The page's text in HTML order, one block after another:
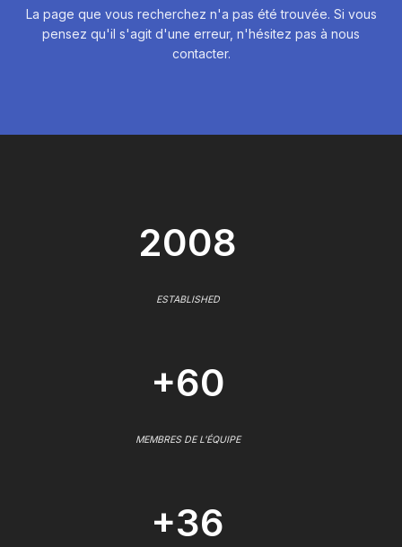
La page que vous recherchez n'a pas été trouvée. Si vous
pensez qu'il s'agit d'une erreur, n'hésitez pas à nous
contacter.
2008
ESTABLISHED
+60
MEMBRES DE L'ÉQUIPE
+36